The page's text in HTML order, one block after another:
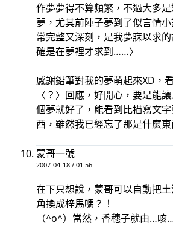
作夢夢得不算頻繁，不過大多
夢，尤其前陣子夢到了似言情
常完整又深刻，是我夢寐以求
確是在夢裡才求到……〉
感謝鉛筆對我的夢萌起來XD，
〈？〉回應，好開心，要是能
個夢就好了，能看到比描寫文
西，雖然我已經忘了那是什麼東
蒙哥一號
2007-04-18 / 01:56
在下只想說，蒙哥可以自動把
角換成梓馬嗎？！
（^o^）當然，香穗子就由…